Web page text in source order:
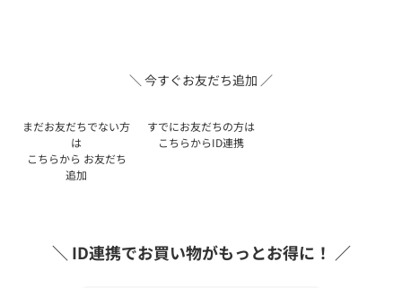
＼ 今すぐお友だち追加 ／
まだお友だちでない方
は
こちらから お友だち
追加
すでにお友だちの方は
こちらからID連携
＼ ID連携でお買い物がもっとお得に！ ／